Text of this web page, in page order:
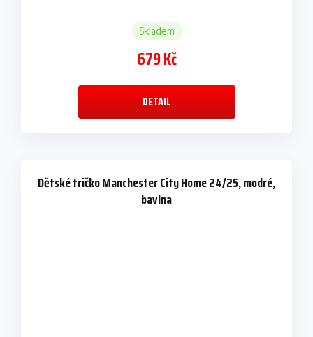
Skladem
679 Kč
DETAIL
Dětské tričko Manchester City Home 24/25, modré,
bavlna